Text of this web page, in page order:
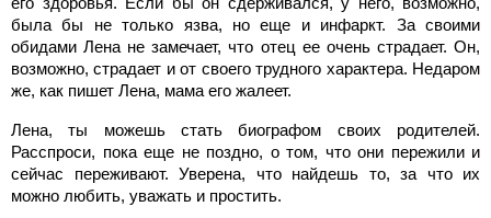
была бы не только язва, но еще и инфаркт. За своими
обидами Лена не замечает, что отец ее очень страдает. Он,
возможно, страдает и от своего трудного характера. Недаром
же, как пишет Лена, мама его жалеет.
Лена, ты можешь стать биографом своих родителей.
Расспроси, пока еще не поздно, о том, что они пережили и
сейчас переживают. Уверена, что найдешь то, за что их
можно любить, уважать и простить.